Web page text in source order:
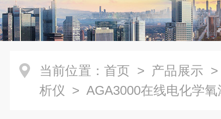
当前位置： 首页 > 产品展示
析仪 > AGA3000在线电化学